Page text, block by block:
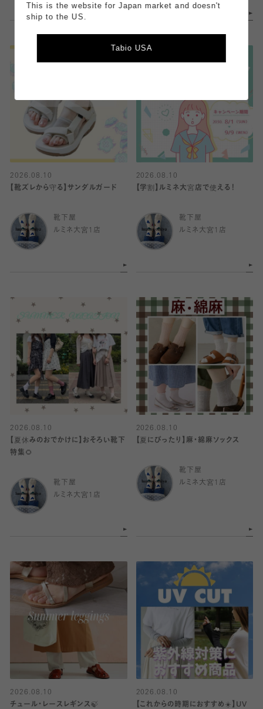
2026.08.10
【靴ズレから守る】サンダルガード
靴下屋
ルミネ大宮1店
2026.08.10
【学割】ルミネ大宮店で使える！
靴下屋
ルミネ大宮1店
2026.08.10
【夏休みのおでかけに】おそろい靴下
特集🌻
靴下屋
ルミネ大宮1店
2026.08.10
【夏にぴったり】麻・綿麻ソックス
靴下屋
ルミネ大宮1店
2026.08.10
チュール・レースレギンス🍃
2026.08.10
【これからの時期におすすめ☀️】UV
This is the website for Japan market and doesn't
ship to the US.
Tabio USA